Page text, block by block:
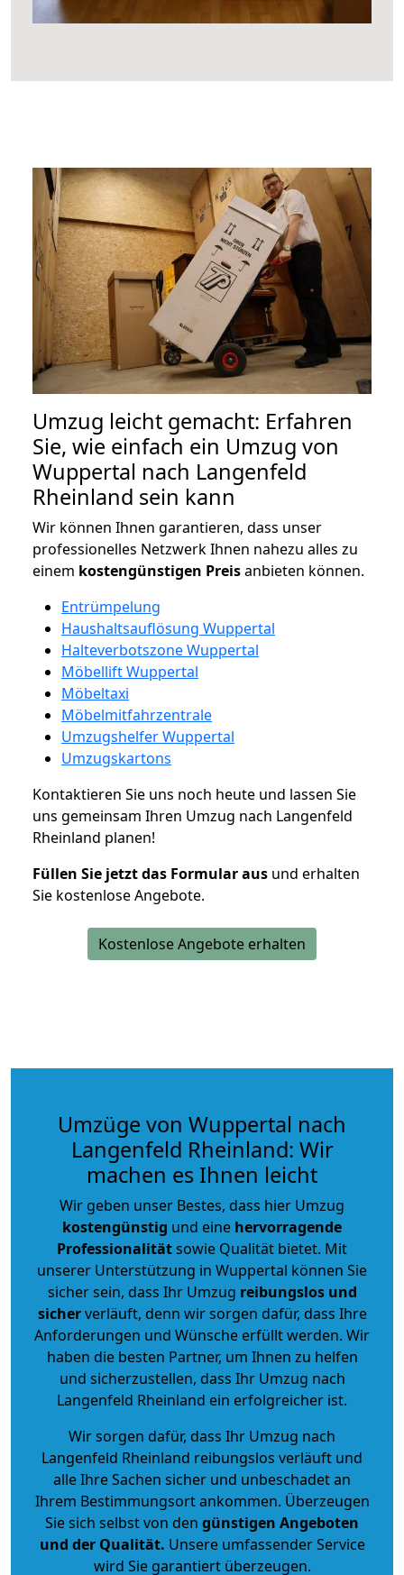
Umzug leicht gemacht: Erfahren
Sie, wie einfach ein Umzug von
Wuppertal nach Langenfeld
Rheinland sein kann
Wir können Ihnen garantieren, dass unser
professionelles Netzwerk Ihnen nahezu alles zu
einem kostengünstigen Preisanbieten können.
Entrümpelung
Haushaltsauflösung Wuppertal
Halteverbotszone Wuppertal
Möbellift Wuppertal
Möbeltaxi
Möbelmitfahrzentrale
Umzugshelfer Wuppertal
Umzugskartons
Kontaktieren Sie uns noch heute und lassen Sie
uns gemeinsam Ihren Umzug nach Langenfeld
Rheinland planen!
Füllen Sie jetzt das Formular aus und erhalten
Sie kostenlose Angebote.
Kostenlose Angebote erhalten
Umzüge von Wuppertal nach
Langenfeld Rheinland: Wir
machen es Ihnen leicht
Wir geben unser Bestes, dass hier Umzug
kostengünstig und eine hervorragende
Professionalitätsowie Qualität bietet. Mit
unserer Unterstützung in Wuppertal können Sie
sicher sein, dass Ihr Umzug reibungslos und
sicherverläuft, denn wir sorgen dafür, dass Ihre
Anforderungen und Wünsche erfüllt werden. Wir
haben die besten Partner, um Ihnen zu helfen
und sicherzustellen, dass Ihr Umzug nach
Langenfeld Rheinland ein erfolgreicher ist.
Wir sorgen dafür, dass Ihr Umzug nach
Langenfeld Rheinland reibungslos verläuft und
alle Ihre Sachen sicher und unbeschadet an
Ihrem Bestimmungsort ankommen. Überzeugen
Sie sich selbst von den günstigen Angeboten
und der Qualität. Unsere umfassender Service
wird Sie garantiert überzeugen.